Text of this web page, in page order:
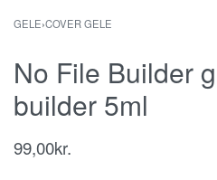
GELE›COVER GELE
No File Builder
builder 5ml
99,00kr.